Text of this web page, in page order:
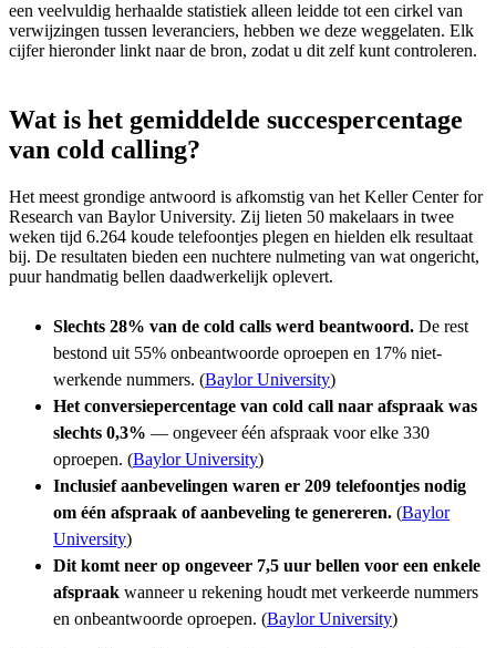
een veelvuldig herhaalde statistiek alleen leidde tot een cirkel van
verwijzingen tussen leveranciers, hebben we deze weggelaten. Elk
cijfer hieronder linkt naar de bron, zodat u dit zelf kunt controleren.
Wat is het gemiddelde succespercentage
van cold calling?
Het meest grondige antwoord is afkomstig van het Keller Center for
Research van Baylor University. Zij lieten 50 makelaars in twee
weken tijd 6.264 koude telefoontjes plegen en hielden elk resultaat
bij. De resultaten bieden een nuchtere nulmeting van wat ongericht,
puur handmatig bellen daadwerkelijk oplevert.
Slechts 28% van de cold calls werd beantwoord. De rest
bestond uit 55% onbeantwoorde oproepen en 17% niet-
werkende nummers. (Baylor University)
Het conversiepercentage van cold call naar afspraak was
slechts 0,3% — ongeveer één afspraak voor elke 330
oproepen. (Baylor University)
Inclusief aanbevelingen waren er 209 telefoontjes nodig
om één afspraak of aanbeveling te genereren. (Baylor
University)
Dit komt neer op ongeveer 7,5 uur bellen voor een enkele
afspraak wanneer u rekening houdt met verkeerde nummers
en onbeantwoorde oproepen. (Baylor University)